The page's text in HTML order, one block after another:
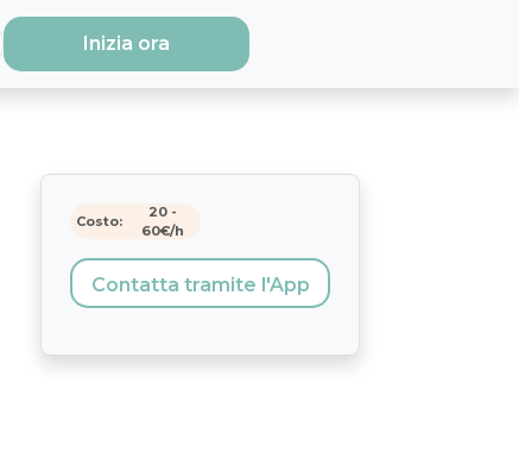
Inizia ora
Costo:
20 -
60€/h
Contatta tramite l'App